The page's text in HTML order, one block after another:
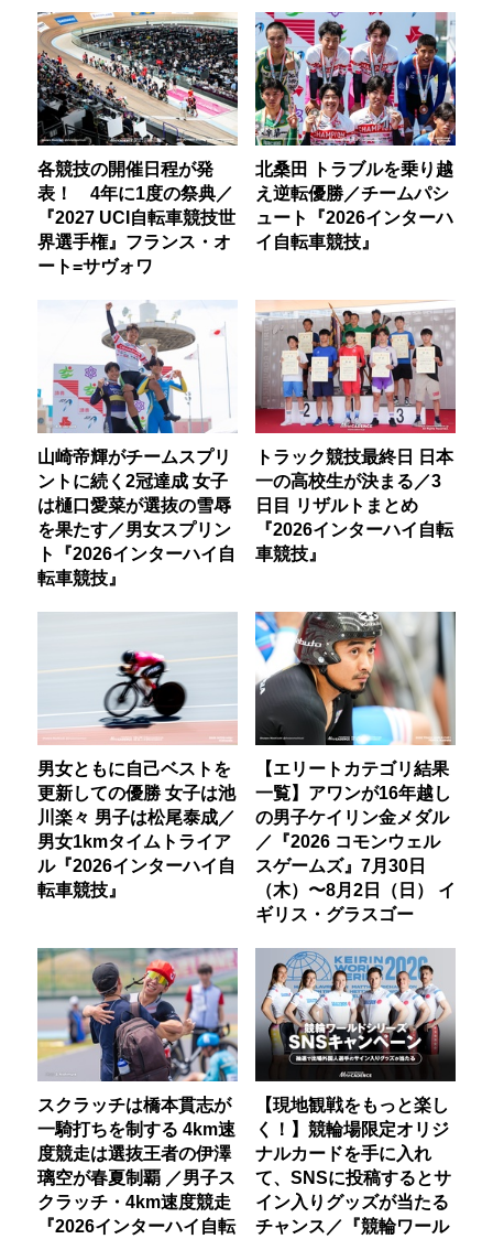
各競技の開催日程が発
表！ 4年に1度の祭典／
『2027 UCI自転車競技世
界選手権』フランス・オ
ート=サヴォワ
北桑田 トラブルを乗り越
え逆転優勝／チームパシ
ュート『2026インターハ
イ自転車競技』
山崎帝輝がチームスプリ
ントに続く2冠達成 女子
は樋口愛菜が選抜の雪辱
を果たす／男女スプリン
ト『2026インターハイ自
転車競技』
トラック競技最終日 日本
一の高校生が決まる／3
日目 リザルトまとめ
『2026インターハイ自転
車競技』
男女ともに自己ベストを
更新しての優勝 女子は池
川楽々 男子は松尾泰成／
男女1kmタイムトライア
ル『2026インターハイ自
転車競技』
【エリートカテゴリ結果
一覧】アワンが16年越し
の男子ケイリン金メダル
／『2026 コモンウェル
スゲームズ』7月30日
（木）〜8月2日（日） イ
ギリス・グラスゴー
スクラッチは橋本貫志が
一騎打ちを制する 4km速
度競走は選抜王者の伊澤
璃空が春夏制覇 ／男子ス
クラッチ・4km速度競走
『2026インターハイ自転
【現地観戦をもっと楽し
く！】競輪場限定オリジ
ナルカードを手に入れ
て、SNSに投稿するとサ
イン入りグッズが当たる
チャンス／『競輪ワール